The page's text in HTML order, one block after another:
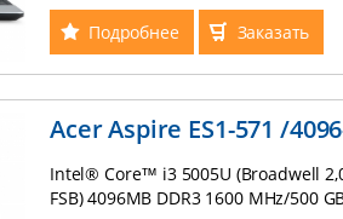
Подробнее Заказать
Acer Aspire ES1-571 /
Intel® Core™ i3 5005U (Broadwell
FSB) 4096MB DDR3 1600 MHz/500